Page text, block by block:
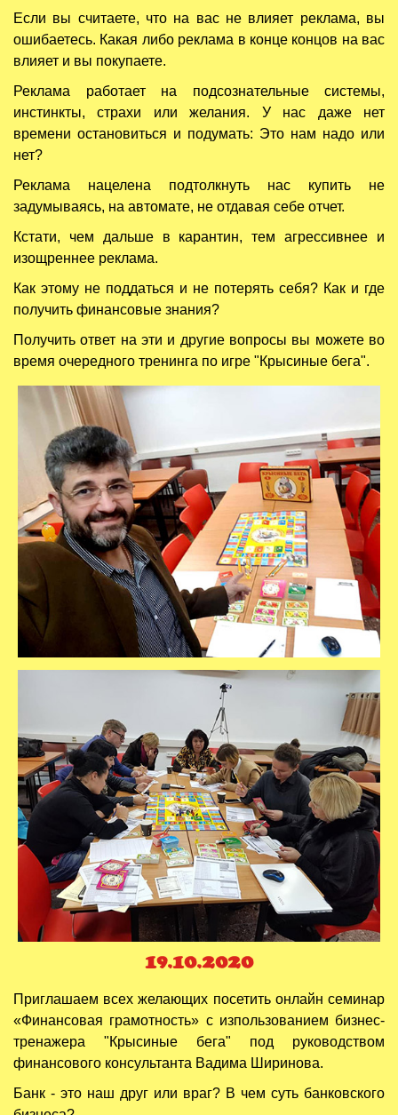
Если вы считаете, что на вас не влияет реклама, вы
ошибаетесь. Какая либо реклама в конце концов на вас
влияет и вы покупаете.
Реклама работает на подсознательные системы,
инстинкты, страхи или желания. У нас даже нет
времени остановиться и подумать: Это нам надо или
нет?
Реклама нацелена подтолкнуть нас купить не
задумываясь, на автомате, не отдавая себе отчет.
Кстати, чем дальше в карантин, тем агрессивнее и
изощреннее реклама.
Как этому не поддаться и не потерять себя? Как и где
получить финансовые знания?
Получить ответ на эти и другие вопросы вы можете во
время очередного тренинга по игре "Крысиные бега".
19.10.2020
Приглашаем всех желающих посетить онлайн семинар
«Финансовая грамотность» с изпользованием бизнес-
тренажера "Крысиные бега" под руководством
финансового консультанта Вадима Ширинова.
Банк - это наш друг или враг? В чем суть банковского